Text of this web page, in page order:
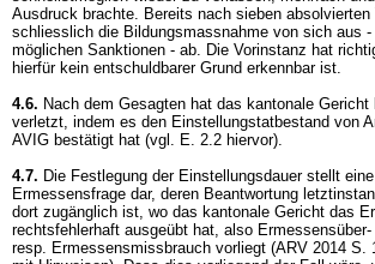
Ausdruck brachte. Bereits nach sieben absolvierten
schliesslich die Bildungsmassnahme von sich aus
möglichen Sanktionen - ab. Die Vorinstanz hat
hierfür kein entschuldbarer Grund erkennbar ist.
4.6. Nach dem Gesagten hat das kantonale
verletzt, indem es den Einstellungstatbestand von
AVIG bestätigt hat (vgl. E. 2.2 hiervor).
4.7. Die Festlegung der Einstellungsdauer stellt
Ermessensfrage dar, deren Beantwortung
dort zugänglich ist, wo das kantonale Gericht das
rechtsfehlerhaft ausgeübt hat, also
resp. Ermessensmissbrauch vorliegt (ARV 2014 S.